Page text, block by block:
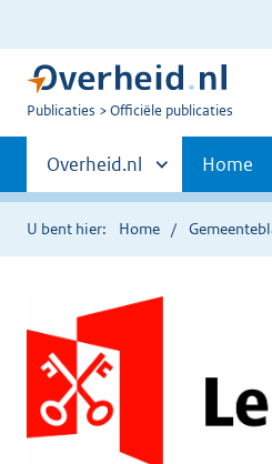
U
Publicaties Officiële publicaties
Primaire
navigatie
Andere
sites
binnen
Overheid.nl Home
U bent hier: Home